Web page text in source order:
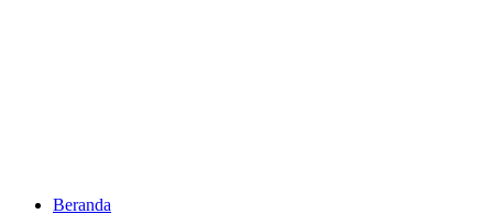
HUBUNGI
Beranda